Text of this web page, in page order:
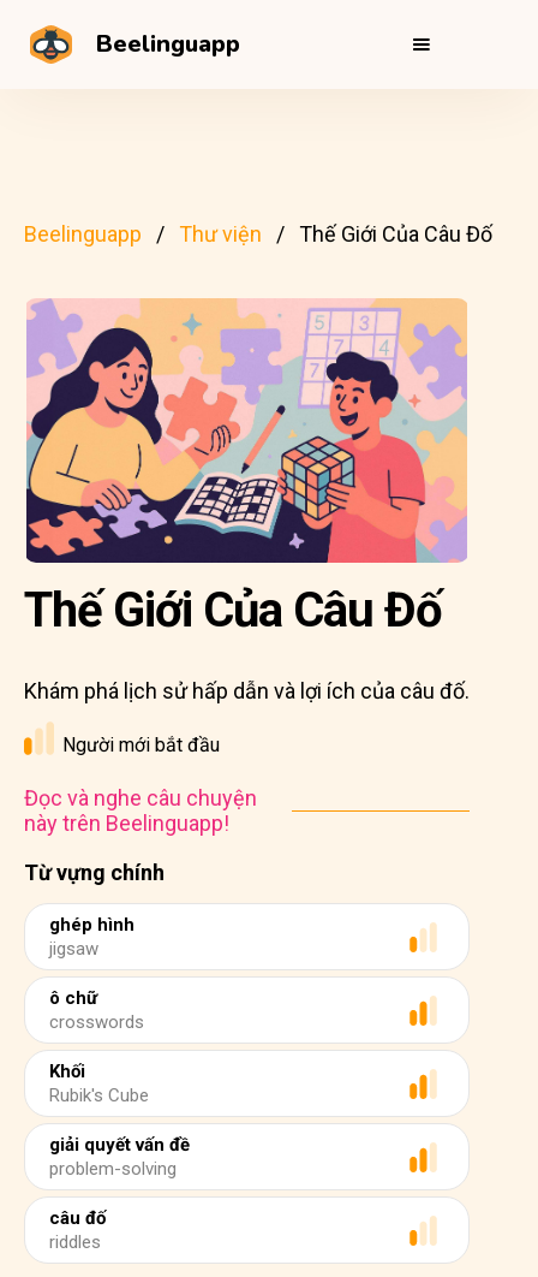
Beelinguapp
Beelinguapp Thư viện Thế Giới Của Câu Đố
Từ vựng chính
ghép hình
jigsaw
ô chữ
crosswords
Khối
Rubik's Cube
giải quyết vấn đề
problem-solving
câu đố
riddles
Thế Giới Của Câu Đố
Khám phá lịch sử hấp dẫn và lợi ích của câu đố.
Người mới bắt đầu
Đọc và nghe câu chuyện
này trên Beelinguapp!